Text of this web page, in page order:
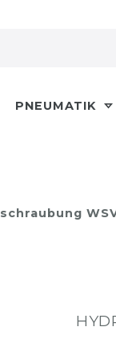
PNEUMATIK